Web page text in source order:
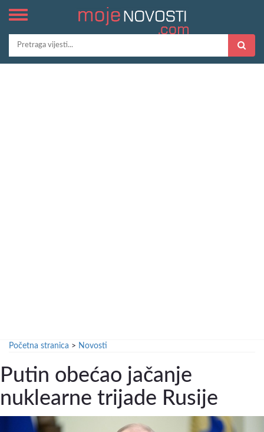
Početna stranica > Novosti
Putin obećao jačanje
nuklearne trijade Rusije